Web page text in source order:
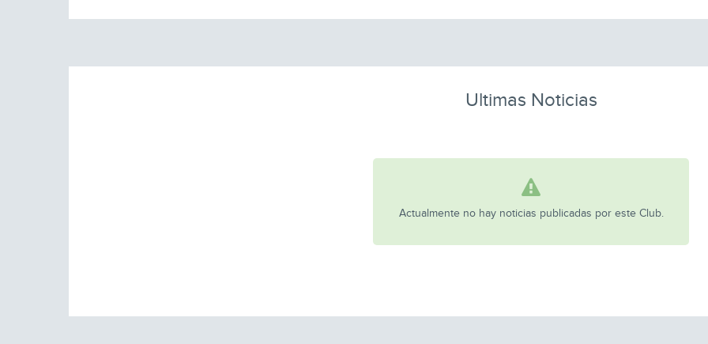
Ultimas Noticias
Actualmente no hay noticias publicadas por este Club.